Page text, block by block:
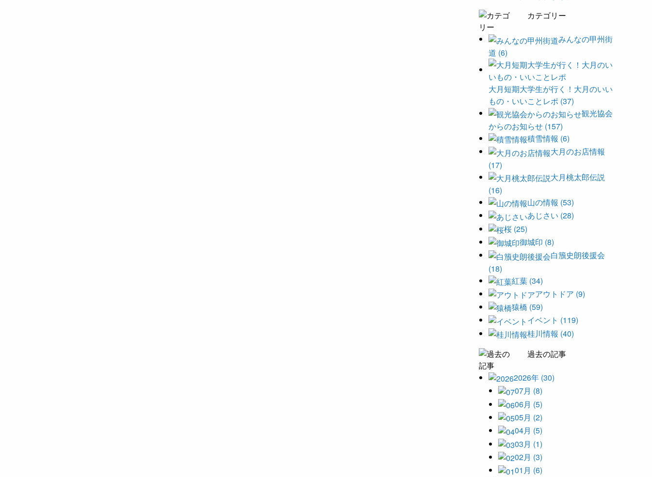
カテゴリー
みんなの甲州街
道 (6)
大月短期大学生が行く！大月のいい
もの・いいことレポ (37)
観光協会
からのお知らせ (157)
積雪情報 (6)
大月のお店情報
(17)
大月桃太郎伝説
(16)
山の情報 (53)
あじさい (28)
桜 (25)
御城印 (8)
白籏史朗後援会
(18)
紅葉 (34)
アウトドア (9)
猿橋 (59)
イベント (119)
桂川情報 (40)
過去の記事
2026年 (30)
07月 (8)
06月 (5)
05月 (2)
04月 (5)
03月 (1)
02月 (3)
01月 (6)